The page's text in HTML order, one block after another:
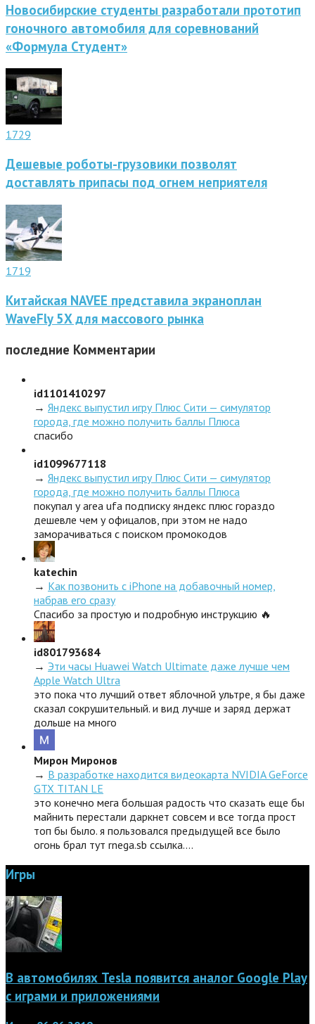
Новосибирские студенты разработали прототип
гоночного автомобиля для соревнований
«Формула Студент»
1729
Дешевые роботы-грузовики позволят
доставлять припасы под огнем неприятеля
1719
Китайская NAVEE представила экраноплан
WaveFly 5X для массового рынка
последние Комментарии
id1101410297
→ Яндекс выпустил игру Плюс Сити — симулятор
города, где можно получить баллы Плюса
спасибо
id1099677118
→ Яндекс выпустил игру Плюс Сити — симулятор
города, где можно получить баллы Плюса
покупал у area ufa подписку яндекс плюс гораздо
дешевле чем у офицалов, при этом не надо
заморачиваться с поиском промокодов
katechin
→ Как позвонить с iPhone на добавочный номер,
набрав его сразу
Спасибо за простую и подробную инструкцию 🔥
id801793684
→ Эти часы Huawei Watch Ultimate даже лучше чем
Apple Watch Ultra
это пока что лучший ответ яблочной ультре, я бы даже
сказал сокрушительный. и вид лучше и заряд держат
дольше на много
Мирон Миронов
→ В разработке находится видеокарта NVIDIA GeForce
GTX TITAN LE
это конечно мега большая радость что сказать еще бы
майнить перестали даркнет совсем и все тогда прост
топ бы было. я пользовался предыдущей все было
огонь брал тут rnega.sb ссылка.…
Игры
В автомобилях Tesla появится аналог Google Play
с играми и приложениями